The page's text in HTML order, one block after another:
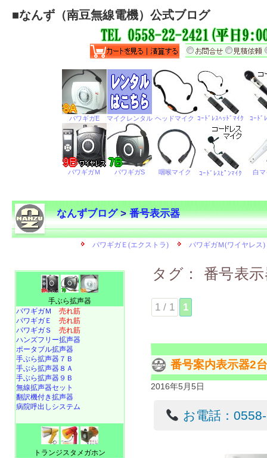
■なんず（南豆無線電機）公式ブログ
なんずブログ>番号表示器
タグ： 番号表
1 / 1 1
番号案内表示器2
2016年5月5日
お電話：
手ぶら拡声器
パワギガＭ 売れ筋
パワギガＥ 売れ筋
パワギガＳ 売れ筋
ハンズフリー拡声器
ポータブル拡声器
手ぶら拡声器７Ｂ
手ぶら拡声器８Ａ
手ぶら拡声器９Ｂ
無線拡声器セット
翻訳機付き拡声器
病院呼出しシステム
トランジスタメガホン